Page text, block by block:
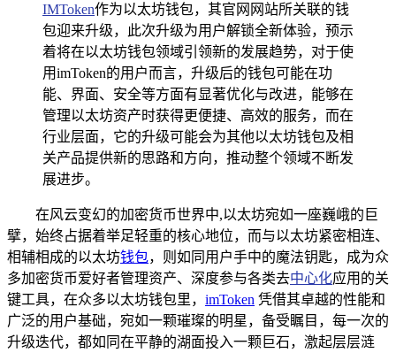
IMToken作为以太坊钱包，其官网网站所关联的钱
包迎来升级，此次升级为用户解锁全新体验，预示
着将在以太坊钱包领域引领新的发展趋势，对于使
用imToken的用户而言，升级后的钱包可能在功
能、界面、安全等方面有显著优化与改进，能够在
管理以太坊资产时获得更便捷、高效的服务，而在
行业层面，它的升级可能会为其他以太坊钱包及相
关产品提供新的思路和方向，推动整个领域不断发
展进步。
在风云变幻的加密货币世界中,以太坊宛如一座巍峨的巨
擘，始终占据着举足轻重的核心地位，而与以太坊紧密相连、
相辅相成的以太坊钱包，则如同用户手中的魔法钥匙，成为众
多加密货币爱好者管理资产、深度参与各类去中心化应用的关
键工具，在众多以太坊钱包里， imToken 凭借其卓越的性能和
广泛的用户基础，宛如一颗璀璨的明星，备受瞩目，每一次的
升级迭代，都如同在平静的湖面投入一颗巨石，激起层层涟